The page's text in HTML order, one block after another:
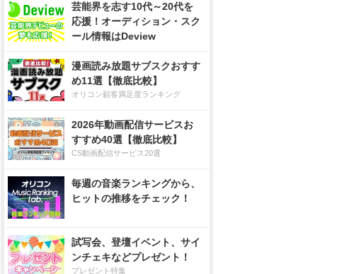
芸能界を志す10代～20代を
応援！オーディション・スク
ール情報はDeview
漫画読み放題サブスクおすす
め11選【徹底比較】
オリコン顧客満足度ランキング
2026年動画配信サービスお
すすめ40選【徹底比較】
CS動画配信サービス20選
毎週の音楽ランキングから、
ヒットの推移をチェック！
試写会、登壇イベント、サイ
ンチェキなどプレゼント！
プレゼント特集